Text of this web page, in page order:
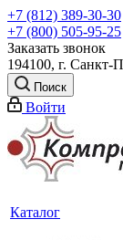
+7 (812) 389-30-30
+7 (800) 505-95-25
Заказать звонок
194100, г. Санкт-
Поиск
Войти
Каталог